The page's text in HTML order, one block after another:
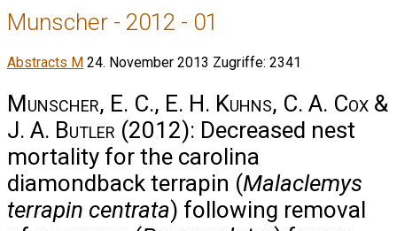
Munscher - 2012 - 01
Abstracts M 24. November 2013 Zugriffe: 2341
Munscher, E. C., E. H. Kuhns, C. A. Cox &
J. A. Butler (2012): Decreased nest
mortality for the carolina
diamondback terrapin (Malaclemys
terrapin centrata) following removal